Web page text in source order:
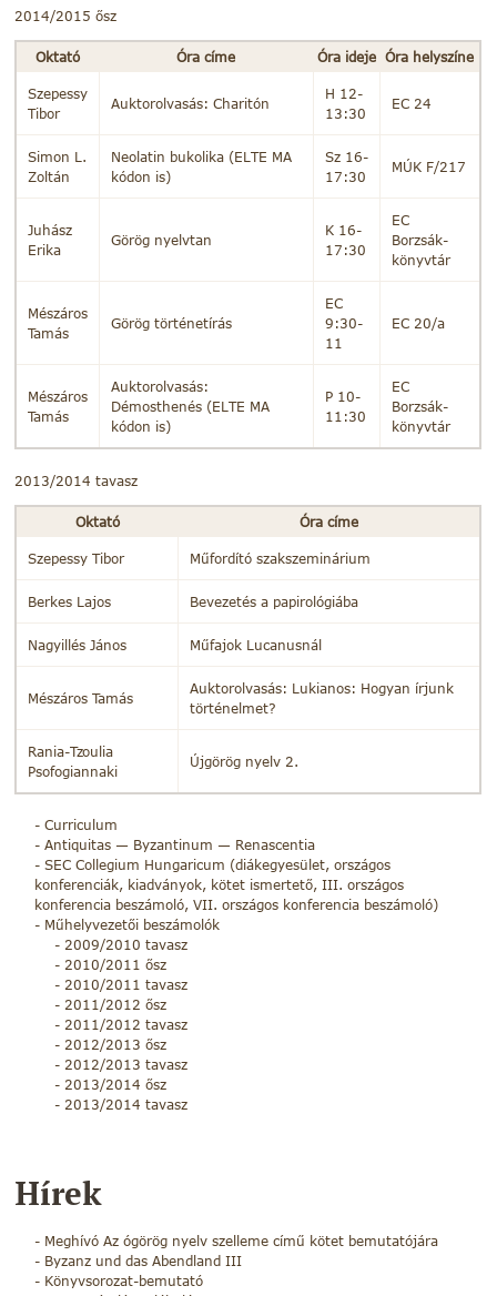
2014/2015 ősz
Oktató Óra címe Óra ideje Óra helyszíne
Szepessy
Tibor
Auktorolvasás: Charitón
H 12-
13:30
EC 24
Simon L.
Zoltán
Neolatin bukolika (ELTE MA
kódon is)
Sz 16-
17:30
MÚK F/217
Juhász
Erika
Görög nyelvtan
K 16-
17:30
EC
Borzsák-
könyvtár
Mészáros
Tamás
Görög történetírás
EC
9:30-
11
EC 20/a
Mészáros
Tamás
Auktorolvasás:
Démosthenés (ELTE MA
kódon is)
P 10-
11:30
EC
Borzsák-
könyvtár
2013/2014 tavasz
Oktató Óra címe
Szepessy Tibor Műfordító szakszeminárium
Berkes Lajos Bevezetés a papirológiába
Nagyillés János Műfajok Lucanusnál
Mészáros Tamás
Auktorolvasás: Lukianos: Hogyan írjunk
történelmet?
Rania-Tzoulia
Psofogiannaki
Újgörög nyelv 2.
Curriculum
Antiquitas — Byzantinum — Renascentia
SEC Collegium Hungaricum (diákegyesület,országos
konferenciák, kiadványok, kötet ismertető, III. országos
konferencia beszámoló, VII. országos konferencia beszámoló)
Műhelyvezetői beszámolók
2009/2010 tavasz
2010/2011 ősz
2010/2011 tavasz
2011/2012 ősz
2011/2012 tavasz
2012/2013 ősz
2012/2013 tavasz
2013/2014 ősz
2013/2014 tavasz
Hírek
Meghívó Az ógörög nyelv szelleme című kötet bemutatójára
Byzanz und das Abendland III
Könyvsorozat-bemutató